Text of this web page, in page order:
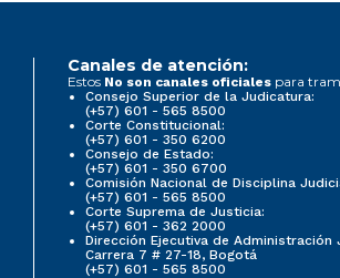
Canales de atención:
Estos No son canales oficiales para
Consejo Superior de la Judicatura:
(+57) 601 - 565 8500
Corte Constitucional:
(+57) 601 - 350 6200
Consejo de Estado:
(+57) 601 - 350 6700
Comisión Nacional de Disciplina
(+57) 601 - 565 8500
Corte Suprema de Justicia:
(+57) 601 - 362 2000
Dirección Ejecutiva de Administración
Carrera 7 # 27-18, Bogotá
(+57) 601 - 565 8500